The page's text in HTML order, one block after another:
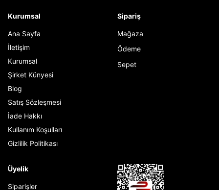
Kurumsal
Ana Sayfa
İletişim
Kurumsal
Şirket Künyesi
Blog
Satış Sözleşmesi
İade Hakkı
Kullanım Koşulları
Gizlilik Politikası
Sipariş
Mağaza
Ödeme
Sepet
Üyelik
Siparişler